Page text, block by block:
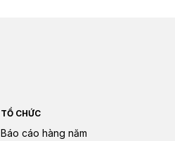
TỔ CHỨC
Báo cáo hàng năm